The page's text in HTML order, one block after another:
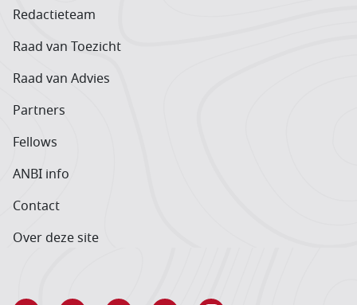
Redactieteam
Raad van Toezicht
Raad van Advies
Partners
Fellows
ANBI info
Contact
Over deze site